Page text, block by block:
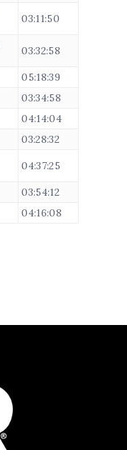
03:11:50
03:32:58
05:18:39
03:34:58
04:14:04
03:28:32
04:37:25
03:54:12
04:16:08